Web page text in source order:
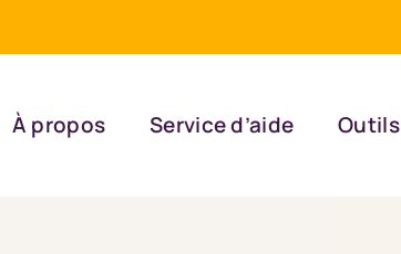
À propos Service d’aide Outils